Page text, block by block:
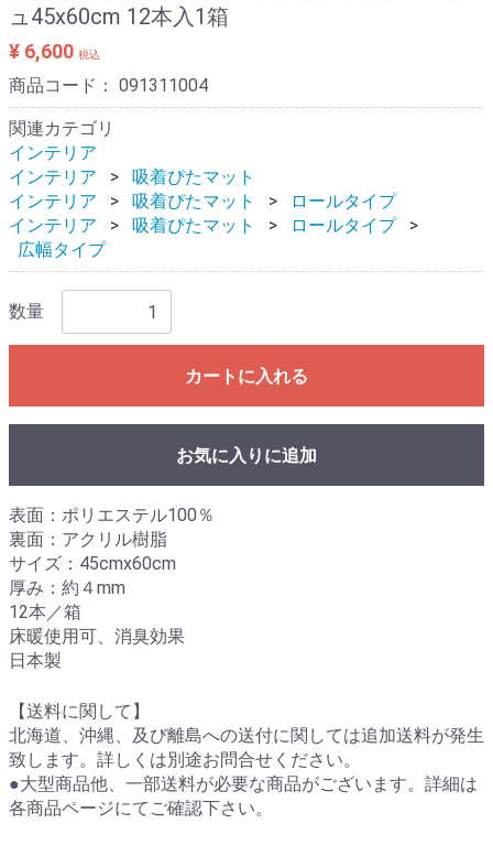
ュ45x60cm 12本入1箱
¥ 6,600 税込
商品コード： 091311004
関連カテゴリ
インテリア
インテリア
吸着ぴたマット
インテリア
吸着ぴたマット
ロールタイプ
インテリア
吸着ぴたマット
ロールタイプ
広幅タイプ
数量
カートに入れる
お気に入りに追加
表面：ポリエステル100％
裏面：アクリル樹脂
サイズ：45cmx60cm
厚み：約４mm
12本／箱
床暖使用可、消臭効果
日本製
【送料に関して】
北海道、沖縄、及び離島への送付に関しては追加送料が発生
致します。詳しくは別途お問合せください。
●大型商品他、一部送料が必要な商品がございます。詳細は
各商品ページにてご確認下さい。